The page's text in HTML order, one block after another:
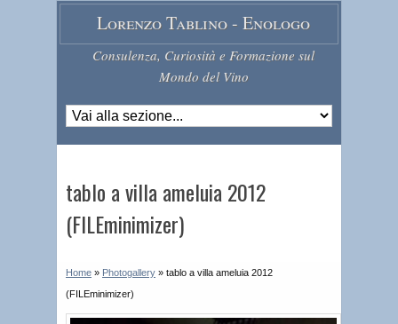
Lorenzo Tablino - Enologo
Consulenza, Curiosità e Formazione sul
Mondo del Vino
tablo a villa ameluia 2012
(FILEminimizer)
Home » Photogallery » tablo a villa ameluia 2012
(FILEminimizer)